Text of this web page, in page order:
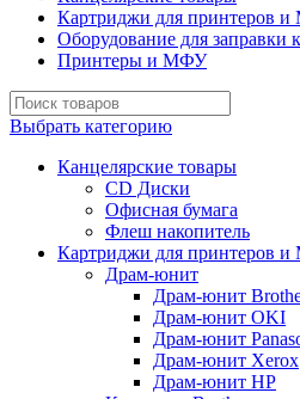
Картриджи для принтеров
Оборудование для заправки
Принтеры и МФУ
Выбрать категорию
Канцелярские товары
CD Диски
Офисная бумага
Флеш накопитель
Картриджи для принтеров
Драм-юнит
Драм-юнит
Драм-юнит OKI
Драм-юнит
Драм-юнит Xerox
Драм-юнит НР